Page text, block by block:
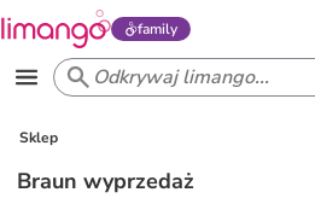
family
Sklep
Braun wyprzedaż